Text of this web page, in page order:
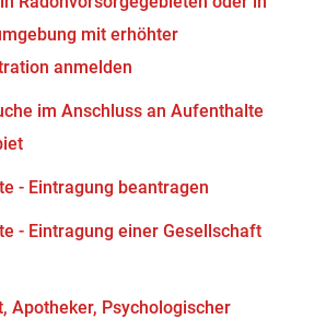
mit erhöhter
anmelden
im Anschluss an Aufenthalte
- Eintragung beantragen
- Eintragung einer Gesellschaft
Apotheker, Psychologischer